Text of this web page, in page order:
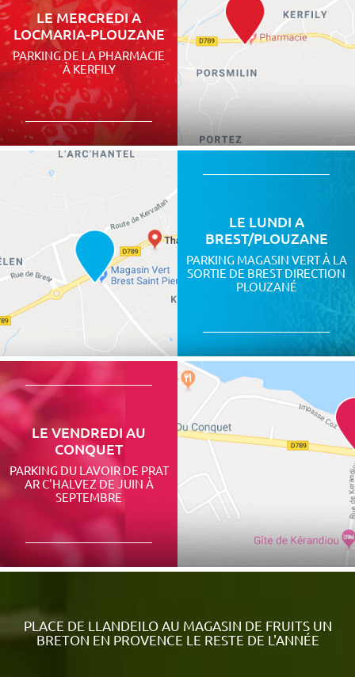
LE MERCREDI A
LOCMARIA-PLOUZANE
PARKING DE LA PHARMACIE
À KERFILY
LE LUNDI A
BREST/PLOUZANE
PARKING MAGASIN VERT À LA
SORTIE DE BREST DIRECTION
PLOUZANÉ
LE VENDREDI AU
CONQUET
PARKING DU LAVOIR DE PRAT
AR C'HALVEZ DE JUIN À
SEPTEMBRE
PLACE DE LLANDEILO AU MAGASIN DE FRUITS UN
BRETON EN PROVENCE LE RESTE DE L'ANNÉE